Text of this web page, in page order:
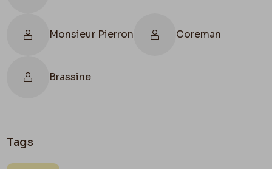
Monsieur Pierron Coreman
Brassine
Tags